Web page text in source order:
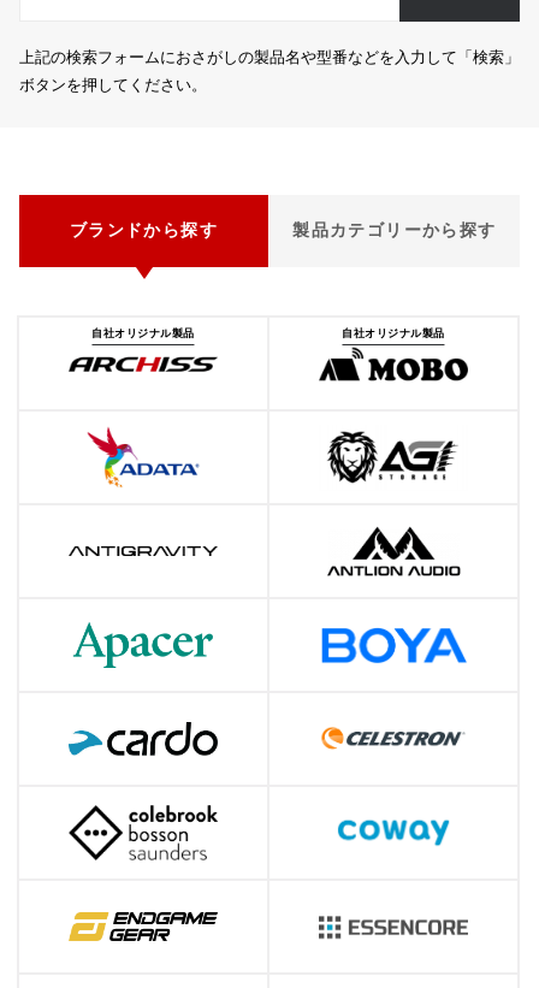
上記の検索フォームにおさがしの製品名や型番などを入力して「検索」
ボタンを押してください。
ブランドから探す 製品カテゴリーから探す
自社オリジナル製品 自社オリジナル製品